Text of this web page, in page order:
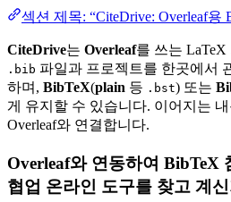
섹션 제목: “CiteDrive: Overleaf용
CiteDrive는 Overleaf를 쓰는
.bib 파일과 프로젝트를 한곳에서
하며, BibTeX(plain 등 .bst) 또는
게 유지할 수 있습니다. 이어지는
Overleaf와 연결합니다.
Overleaf와 연동하여 BibTeX
협업 온라인 도구를 찾고 계